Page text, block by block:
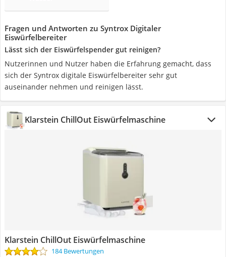
Fragen und Antworten zu Syntrox Digitaler
Eiswürfelbereiter
Lässt sich der Eiswürfelspender gut reinigen?
Nutzerinnen und Nutzer haben die Erfahrung gemacht, dass
sich der Syntrox digitale Eiswürfelbereiter sehr gut
auseinander nehmen und reinigen lässt.
Klarstein ChillOut Eiswürfelmaschine
Klarstein ChillOut Eiswürfelmaschine
184 Bewertungen